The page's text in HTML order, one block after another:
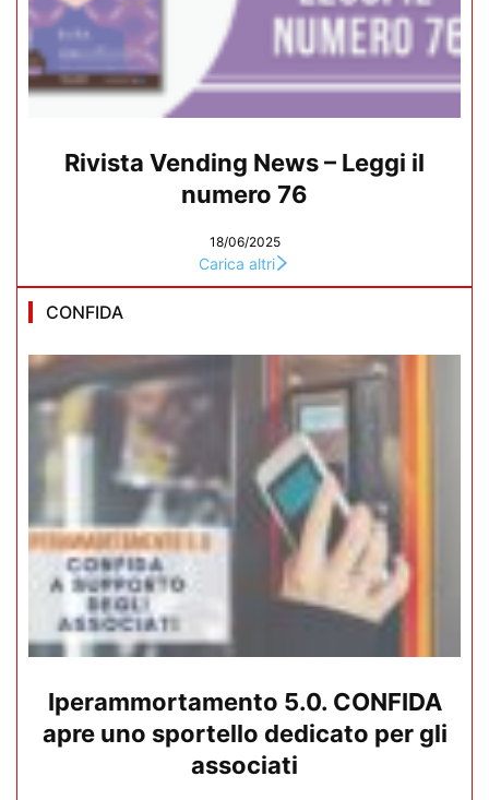
Rivista Vending News – Leggi il
numero 76
18/06/2025
Carica altri
CONFIDA
Iperammortamento 5.0. CONFIDA
apre uno sportello dedicato per gli
associati